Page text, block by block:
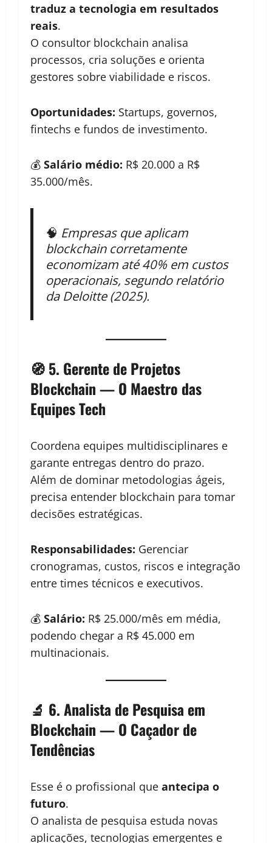
traduz a tecnologia em resultados
reais.
O consultor blockchain analisa
processos, cria soluções e orienta
gestores sobre viabilidade e riscos.
Oportunidades: Startups, governos,
fintechs e fundos de investimento.
💰 Salário médio: R$ 20.000 a R$
35.000/mês.
🧠 Empresas que aplicam
blockchain corretamente
economizam até 40% em custos
operacionais, segundo relatório
da Deloitte (2025).
🧭 5. Gerente de Projetos
Blockchain — O Maestro das
Equipes Tech
Coordena equipes multidisciplinares e
garante entregas dentro do prazo.
Além de dominar metodologias ágeis,
precisa entender blockchain para tomar
decisões estratégicas.
Responsabilidades: Gerenciar
cronogramas, custos, riscos e integração
entre times técnicos e executivos.
💰 Salário: R$ 25.000/mês em média,
podendo chegar a R$ 45.000 em
multinacionais.
🔬 6. Analista de Pesquisa em
Blockchain — O Caçador de
Tendências
Esse é o profissional que antecipa o
futuro.
O analista de pesquisa estuda novas
aplicações, tecnologias emergentes e